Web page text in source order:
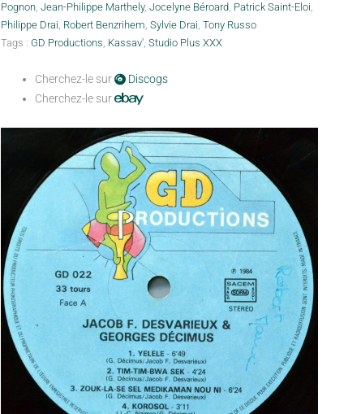
Pognon, Jean-Philippe Marthely, Jocelyne Béroard, Patrick Saint-Eloi,
Philippe Drai, Robert Benzrihem, Sylvie Drai, Tony Russo
Tags : GD Productions, Kassav', Studio Plus XXX
Cherchez-le sur
Discogs
Cherchez-le sur